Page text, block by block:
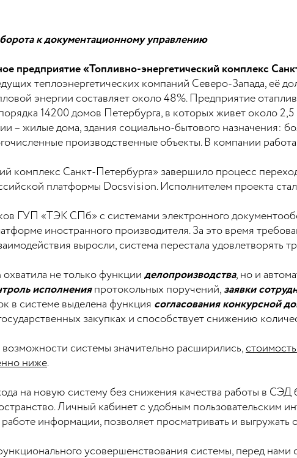
к документационному управлению
предприятие «Топливно-энергетический комплекс
теплоэнергетических компаний Северо-Запада, её
энергии составляет около 48%. Предприятие
14200 домов Петербурга, в которых живет около 2,5
– жилые дома, здания социально-бытового назначения:
производственные объекты. В компании
комплекс Санкт-Петербурга» завершило процесс
платформы Docsvision. Исполнителем проекта
ГУП «ТЭК СПб» с системами электронного
иностранного производителя. За это время
выросли, система перестала удовлетворять
не только функции делопроизводства, но и
исполненияпротокольных поручений, заявки
в системе выделена функция согласования конкурсной
закупках и способствует снижению
системы значительно расширились,
ниже.
на новую систему без снижения качества работы в СЭД
Личный кабинет с удобным пользовательским
информации, позволяет просматривать и выгружать
усовершенствования системы, перед нами